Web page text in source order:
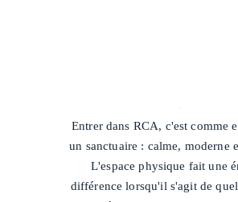
Entrer dans RCA, c'est comme
un sanctuaire : calme, moderne
L'espace physique fait une
différence lorsqu'il s'agit de